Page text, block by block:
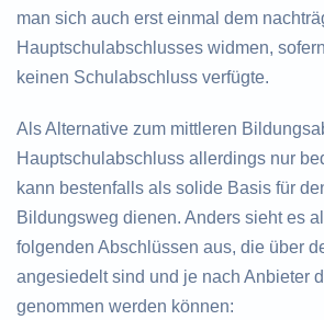
man sich auch erst einmal dem
Hauptschulabschlusses widmen,
keinen Schulabschluss verfügte.
Als Alternative zum mittleren
Hauptschulabschluss allerdings nur
kann bestenfalls als solide Basis für
Bildungsweg dienen. Anders sieht es
folgenden Abschlüssen aus, die über
angesiedelt sind und je nach Anbieter
genommen werden können: